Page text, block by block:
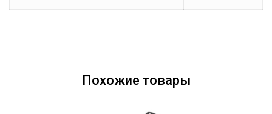
Похожие товары